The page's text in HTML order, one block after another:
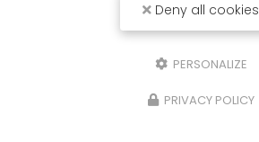
Deny all cookies
PERSONALIZE
PRIVACY POLICY